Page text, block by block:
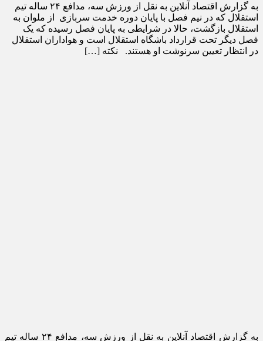
به گزارش اقتصاد آنلاین به نقل از ورزش سه، مدافع ۲۴ ساله تیم
استقلال که در نیم فصل با پایان دوره خدمت سربازی از ملوان به
استقلال بازگشت، حالا در شرایطی به پایان فصل رسیده که یک
فصل دیگر تحت قرارداد باشگاه استقلال است و هواداران استقلال
در انتظار تعیین سرنوشت او هستند. نکته […]
به گزارش اقتصاد آنلاین به نقل از ورزش سه، مدافع ۲۴ ساله تیم